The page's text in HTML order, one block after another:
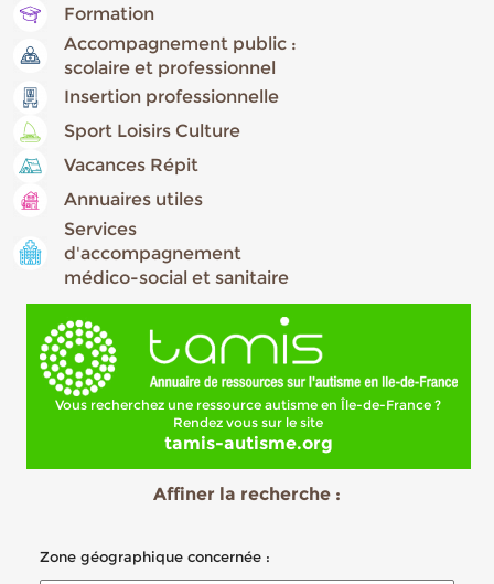
Formation
Accompagnement public :
scolaire et professionnel
Insertion professionnelle
Sport Loisirs Culture
Vacances Répit
Annuaires utiles
Services
d'accompagnement
médico-social et sanitaire
Vous recherchez une ressource autisme en Île-de-France ?
Rendez vous sur le site
tamis-autisme.org
Affiner la recherche :
Zone géographique concernée :